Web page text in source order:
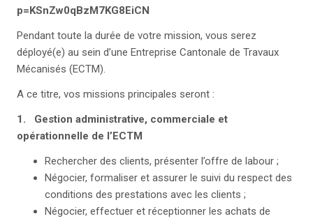
p=KSnZw0qBzM7KG8EiCN
Pendant toute la durée de votre mission, vous serez
déployé(e) au sein d’une Entreprise Cantonale de Travaux
Mécanisés (ECTM).
A ce titre, vos missions principales seront :
1 . Gestion administrative, commerciale et
opérationnelle de l’ECTM
Rechercher des clients, présenter l’offre de labour ;
Négocier, formaliser et assurer le suivi du respect des
conditions des prestations avec les clients ;
Négocier, effectuer et réceptionner les achats de